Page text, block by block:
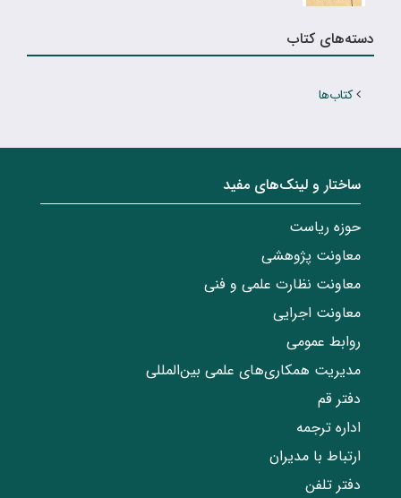
دسته‌های کتاب
کتاب‌ها
ساختار‌‌ و‌‌ لینک‌های مفید
حوزه ریاست
معاونت پژوهشی
معاونت نظارت علمی و فنی
معاونت اجرایی
روابط عمومی
مدیریت همکاری‌های علمی بین‌المللی
دفتر قم
اداره ترجمه
ارتباط با مدیران
دفتر تلفن